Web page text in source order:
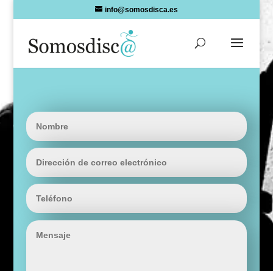
info@somosdisca.es
Nombre
Dirección
de
correo
electrónico
Teléfono
Mensaje